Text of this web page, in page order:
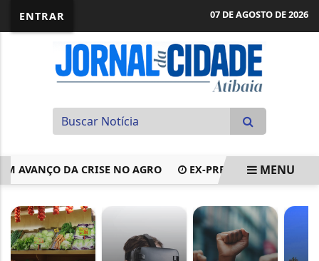
ENTRAR 07 DE AGOSTO DE 2026
DA CRISE NO AGRO EX-PREFEITO E EX-MENU